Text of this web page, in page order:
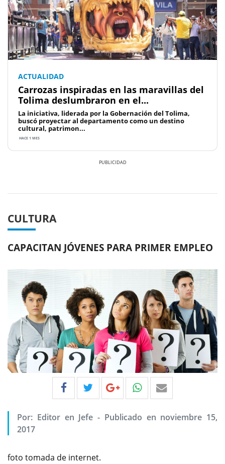
ACTUALIDAD
Carrozas inspiradas en las maravillas del
Tolima deslumbraron en el...
La iniciativa, liderada por la Gobernación del Tolima,
buscó proyectar al departamento como un destino
cultural, patrimon...
HACE 1 MES
CULTURA
CAPACITAN JÓVENES PARA PRIMER EMPLEO
Por: Editor en Jefe - Publicado en noviembre 15,
2017
foto tomada de internet.